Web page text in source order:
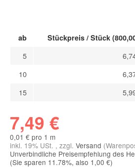
ab Stückpreis / Stück
5
10
15
7,49 €
0,01 € pro 1 m
inkl. 19% USt. , zzgl. Versand
Unverbindliche Preisempfehlung des
(Sie sparen 11.78%, also 1,00 €)